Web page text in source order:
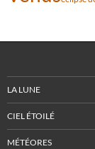
LA LUNE
CIEL ÉTOILÉ
MÉTÉORES